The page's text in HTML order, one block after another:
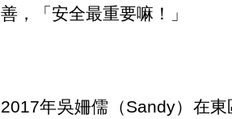
善，「安全最重要嘛！」
2017年吳姍儒（Sandy）在